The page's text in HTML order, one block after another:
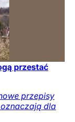
przestać
przepisy
dla